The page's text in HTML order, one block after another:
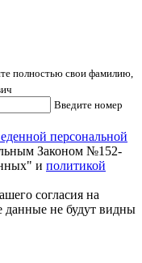
полностью свои фамилию,
Введите номер
персональной
Законом №152-
и политикой
согласия на
не будут видны